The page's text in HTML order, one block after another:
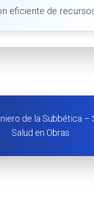
eficiente de
de la Subbética –
Salud en Obras